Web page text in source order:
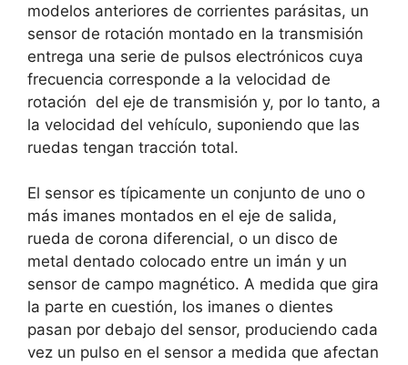
modelos anteriores de corrientes parásitas, un
sensor de rotación montado en la transmisión
entrega una serie de pulsos electrónicos cuya
frecuencia corresponde a la velocidad de
rotación del eje de transmisión y, por lo tanto, a
la velocidad del vehículo, suponiendo que las
ruedas tengan tracción total.
El sensor es típicamente un conjunto de uno o
más imanes montados en el eje de salida,
rueda de corona diferencial, o un disco de
metal dentado colocado entre un imán y un
sensor de campo magnético. A medida que gira
la parte en cuestión, los imanes o dientes
pasan por debajo del sensor, produciendo cada
vez un pulso en el sensor a medida que afectan